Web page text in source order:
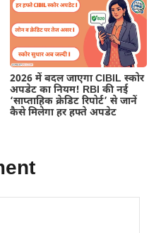
2026 में बदल जाएगा CIBIL स्कोर
अपडेट का नियम! RBI की नई
‘साप्ताहिक क्रेडिट रिपोर्ट’ से जानें
कैसे मिलेगा हर हफ्ते अपडेट